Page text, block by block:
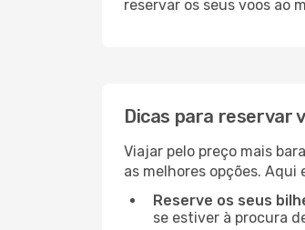
reservar os seus voos ao
Dicas para reservar
Viajar pelo preço mais
as melhores opções.
Reserve os seus
se estiver à procura